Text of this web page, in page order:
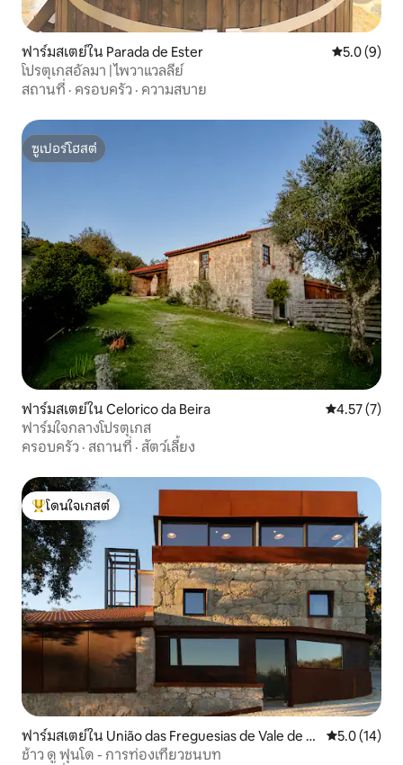
ฟาร์มสเตย์ใน Parada de Ester คะแนนเฉลี่
5.0 (9)
โปรตุเกสอัลมา | ไพวาแวลลีย์
สถานที่ · ครอบครัว · ความสบาย
ซูเปอร์โฮสต์
ซูเปอร์โฮสต์
ฟาร์มสเตย์ใน Celorico da Beira คะแนนเฉลี่ย
4.57 (7)
ฟาร์มใจกลางโปรตุเกส
ครอบครัว · สถานที่ · สัตว์เลี้ยง
โดนใจเกสต์ที่สุด
โดนใจเกสต์
ฟาร์มสเตย์ใน União das Freguesias de Vale de Pr
azeres e Mata da Rainha
คะแนนเฉลี่ย
5.0 (14)
ช้าว ดู ฟุนโด - การท่องเที่ยวชนบท